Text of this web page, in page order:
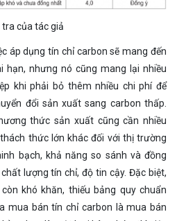
tra của tác giả
áp dụng tín chỉ carbon sẽ mang đến
hạn, nhưng nó cũng mang lại nhiều
khi phải bỏ thêm nhiều chi phí để
đổi sản xuất sang carbon thấp.
thức sản xuất cũng cần nhiều
thức lớn khác đối với thị trường
bạch, khả năng so sánh và đồng
lượng tín chỉ, độ tin cậy. Đặc biệt,
khó khăn, thiếu bảng quy chuẩn
mua bán tín chỉ carbon là mua bán